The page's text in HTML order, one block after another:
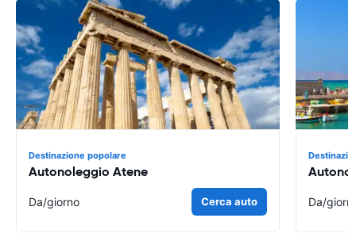
Destinazione popolare
Autonoleggio Atene
Da/giorno Cerca auto Da/